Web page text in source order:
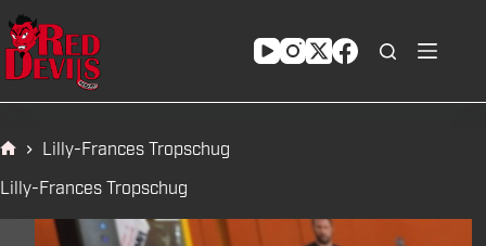
Zum
Inhalt
springen
Lilly-Frances Tropschug
Lilly-Frances Tropschug